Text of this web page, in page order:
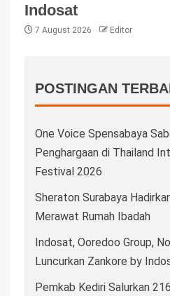
Indosat
7 August 2026 Editor
POSTINGAN
One Voice Spensabaya
Penghargaan di Thailand
Festival 2026
Sheraton Surabaya
Merawat Rumah Ibadah
Indosat, Ooredoo Group,
Luncurkan Zankore by
Pemkab Kediri Salurkan